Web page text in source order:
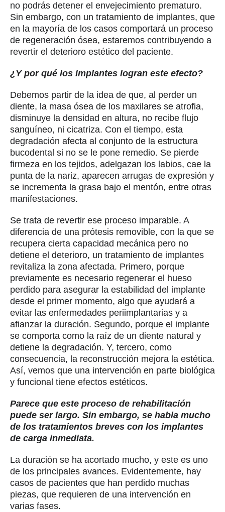
no podrás detener el envejecimiento prematuro.
Sin embargo, con un tratamiento de implantes, que
en la mayoría de los casos comportará un proceso
de regeneración ósea, estaremos contribuyendo a
revertir el deterioro estético del paciente.
¿Y por qué los implantes logran este efecto?
Debemos partir de la idea de que, al perder un
diente, la masa ósea de los maxilares se atrofia,
disminuye la densidad en altura, no recibe flujo
sanguíneo, ni cicatriza. Con el tiempo, esta
degradación afecta al conjunto de la estructura
bucodental si no se le pone remedio. Se pierde
firmeza en los tejidos, adelgazan los labios, cae la
punta de la nariz, aparecen arrugas de expresión y
se incrementa la grasa bajo el mentón, entre otras
manifestaciones.
Se trata de revertir ese proceso imparable. A
diferencia de una prótesis removible, con la que se
recupera cierta capacidad mecánica pero no
detiene el deterioro, un tratamiento de implantes
revitaliza la zona afectada. Primero, porque
previamente es necesario regenerar el hueso
perdido para asegurar la estabilidad del implante
desde el primer momento, algo que ayudará a
evitar las enfermedades periimplantarias y a
afianzar la duración. Segundo, porque el implante
se comporta como la raíz de un diente natural y
detiene la degradación. Y, tercero, como
consecuencia, la reconstrucción mejora la estética.
Así, vemos que una intervención en parte biológica
y funcional tiene efectos estéticos.
Parece que este proceso de rehabilitación
puede ser largo. Sin embargo, se habla mucho
de los tratamientos breves con los implantes
de carga inmediata.
La duración se ha acortado mucho, y este es uno
de los principales avances. Evidentemente, hay
casos de pacientes que han perdido muchas
piezas, que requieren de una intervención en
varias fases.